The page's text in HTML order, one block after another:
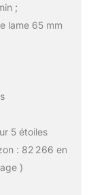
;
lame 65 mm
5 étoiles
: 82 266 en
)